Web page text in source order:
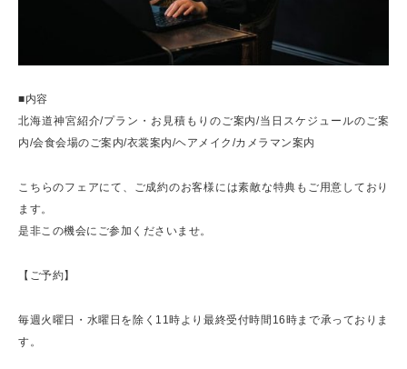
■内容
北海道神宮紹介/プラン・お見積もりのご案内/当日スケジュールのご案
内/会食会場のご案内/衣裳案内/ヘアメイク/カメラマン案内
こちらのフェアにて、ご成約のお客様には素敵な特典もご用意しており
ます。
是非この機会にご参加くださいませ。
【ご予約】
毎週火曜日・水曜日を除く11時より最終受付時間16時まで承っておりま
す。